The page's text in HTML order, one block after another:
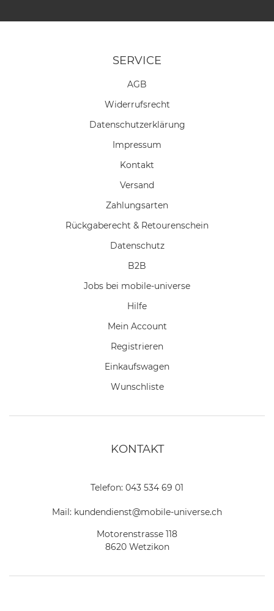
SERVICE
AGB
Widerrufs­recht
Daten­schutz­erklärung
Impressum
Kontakt
Versand
Zahlungsarten
Rückgaberecht & Retourenschein
Datenschutz
B2B
Jobs bei mobile-universe
Hilfe
Mein Account
Registrieren
Einkaufswagen
Wunschliste
KONTAKT
Telefon: 043 534 69 01
Mail: kundendienst@mobile-universe.ch
Motorenstrasse 118
8620 Wetzikon